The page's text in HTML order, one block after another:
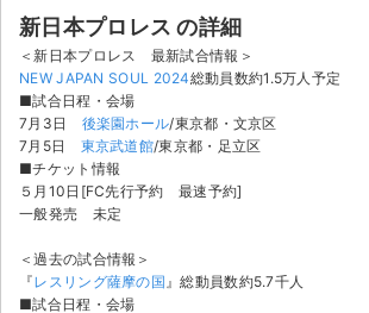
演劇・ミュージカル
ご利用ガイド
ご利用ガイド
手数料・お支払い方法
よくある質問
新日本プロレス の詳細
＜新日本プロレス 最新試合情報＞
NEW JAPAN SOUL 2024総動員数約1.5万人予定
■試合日程・会場
7月3日 後楽園ホール/東京都・文京区
7月5日 東京武道館/東京都・足立区
■チケット情報
５月10日[FC先行予約 最速予約]
一般発売 未定
＜過去の試合情報＞
『レスリング薩摩の国』総動員数約5.7千人
■試合日程・会場